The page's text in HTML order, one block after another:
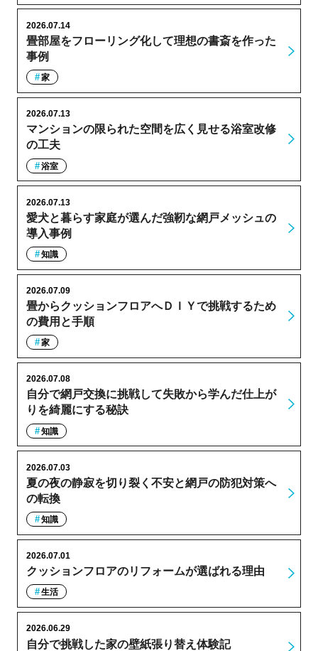
畳部屋をフローリング化して理想の書斎を作った
事例
2026.07.14
家
マンションの限られた空間を広く見せる浴室改修
の工夫
2026.07.13
浴室
愛犬と暮らす家庭が選んだ強靭な網戸メッシュの
導入事例
2026.07.13
知識
畳からクッションフロアへＤＩＹで挑戦するため
の費用と手順
2026.07.09
家
自分で網戸交換に挑戦して失敗から学んだ仕上が
りを綺麗にする秘訣
2026.07.08
知識
夏の夜の静寂を切り裂く不安と網戸の防犯対策へ
の転換
2026.07.03
知識
クッションフロアのリフォームが選ばれる理由
2026.07.01
生活
自分で挑戦した家の壁紙張り替え体験記
2026.06.29